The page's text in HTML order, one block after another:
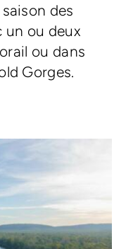
des
un ou deux
ou dans
Gorges.